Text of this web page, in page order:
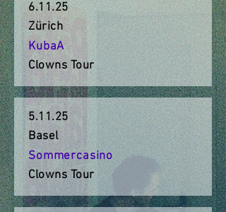
6.11.25
Zürich
KubaA
Clowns Tour
5.11.25
Basel
Sommercasino
Clowns Tour